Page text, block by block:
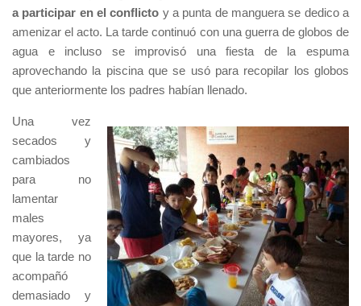
a participar en el conflicto y a punta de manguera se dedico a
amenizar el acto. La tarde continuó con una guerra de globos de
agua e incluso se improvisó una fiesta de la espuma
aprovechando la piscina que se usó para recopilar los globos
que anteriormente los padres habían llenado.
Una vez
secados y
cambiados
para no
lamentar
males
mayores, ya
que la tarde no
acompañó
demasiado y